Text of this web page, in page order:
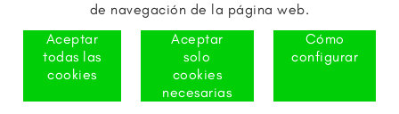
de navegación de la página web.
Aceptar
todas las
cookies
Aceptar
solo
cookies
necesarias
Cómo
configurar